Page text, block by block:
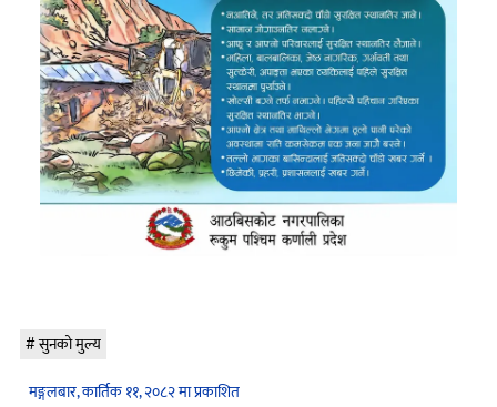
सुनको मुल्य
मङ्गलबार, कार्तिक ११, २०८२ मा प्रकाशित